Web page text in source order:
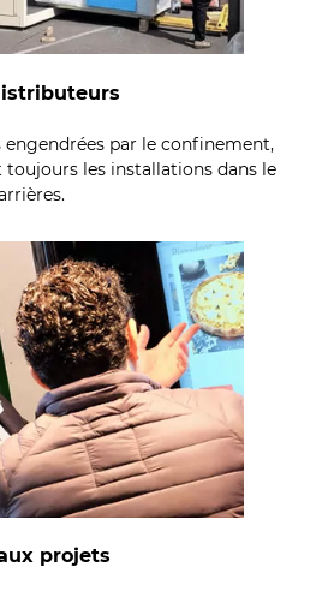
par le confinement,
toujours les installations dans le
projets